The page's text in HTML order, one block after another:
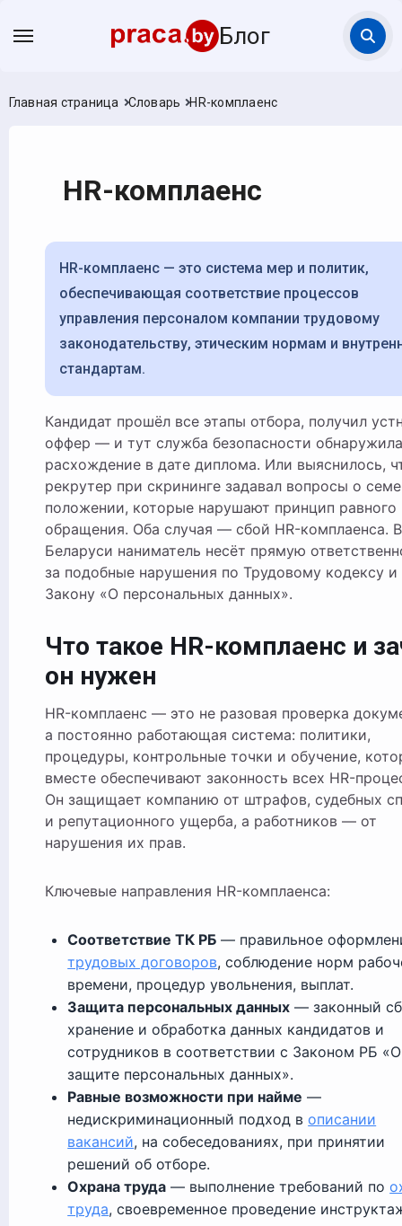
Блог
Главная страница Словарь HR-комплаенс
HR-комплаенс
HR-комплаенс — это система мер и политик,
обеспечивающая соответствие процессов
управления персоналом компании трудовому
законодательству, этическим нормам и
стандартам.
Кандидат прошёл все этапы отбора, получил устный
оффер — и тут служба безопасности обнаружила
расхождение в дате диплома. Или выяснилось,
рекрутер при скрининге задавал вопросы о
положении, которые нарушают принцип равного
обращения. Оба случая — сбой HR-комплаенса. В
Беларуси наниматель несёт прямую
за подобные нарушения по Трудовому кодексу и
Закону «О персональных данных».
Что такое HR-комплаенс и
он нужен
HR-комплаенс — это не разовая проверка
а постоянно работающая система: политики,
процедуры, контрольные точки и обучение,
вместе обеспечивают законность всех HR-
Он защищает компанию от штрафов, судебных
и репутационного ущерба, а работников — от
нарушения их прав.
Ключевые направления HR-комплаенса:
Соответствие ТК РБ — правильное
трудовых договоров, соблюдение норм
времени, процедур увольнения, выплат.
Защита персональных данных — законный
хранение и обработка данных кандидатов и
сотрудников в соответствии с Законом РБ «О
защите персональных данных».
Равные возможности при найме —
недискриминационный подход вописании
вакансий, на собеседованиях, при принятии
решений об отборе.
Охрана труда — выполнение требований по
труда, своевременное проведение